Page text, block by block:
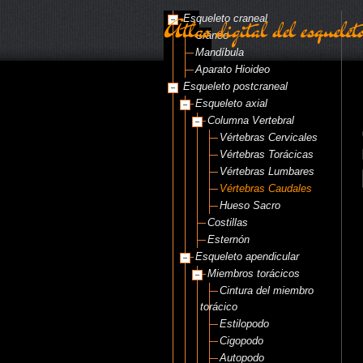
Atlas digital del
Esqueleto craneal
Cráneo
Mandíbula
Aparato Hioideo
Esqueleto postcraneal
Esqueleto axial
Columna Vertebral
Vértebras Cervicales
Vértebras Torácicas
Vértebras Lumbares
Vértebras Caudales
Hueso Sacro
Costillas
Esternón
Esqueleto apendicular
Miembros torácicos
Cintura del miembro
torácico
Estilopodo
Cigopodo
Autopodo